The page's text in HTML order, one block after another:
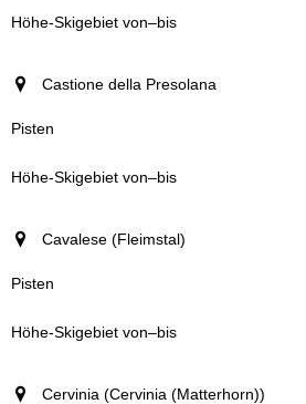
Castione della Presolana
Cavalese (Fleimstal)
Cervinia (Cervinia (Matterhorn))